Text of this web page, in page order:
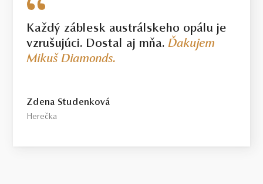
Každý záblesk austrálskeho opálu je
vzrušujúci. Dostal aj mňa.Ďakujem
Mikuš Diamonds.
Zdena Studenková
Herečka